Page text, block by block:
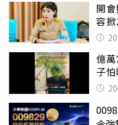
開
容
錯嗎
億
子
戶